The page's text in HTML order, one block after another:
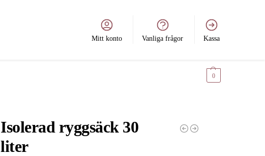
Mitt konto Vanliga frågor Kassa
0
Isolerad ryggsäck 30
liter